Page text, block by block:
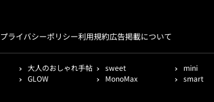
プライバシーポリシー利用規約広告掲載について
大人のおしゃれ手帖 sweet mini
GLOW MonoMax smart